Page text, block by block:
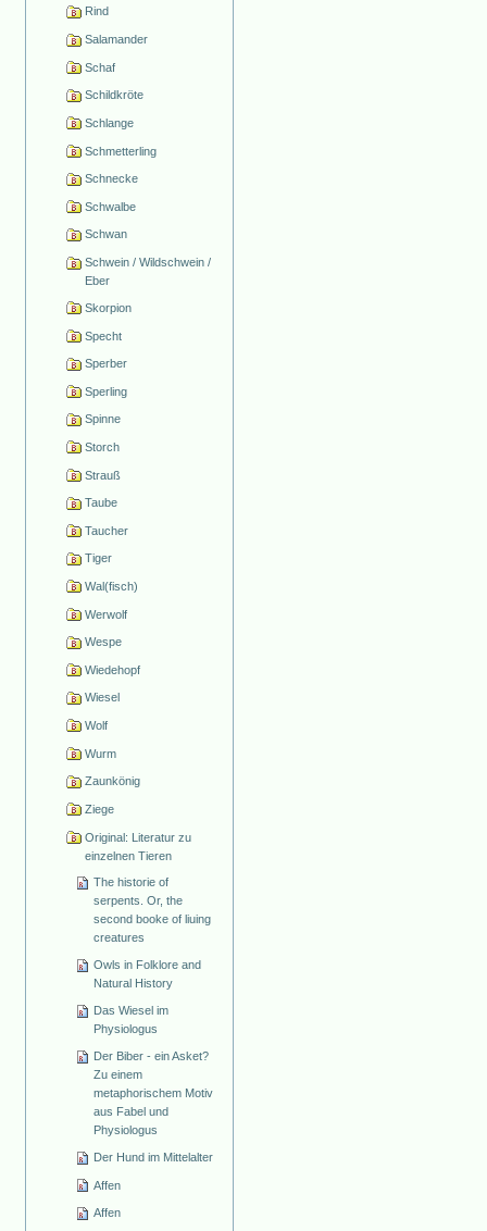
Rind
Salamander
Schaf
Schildkröte
Schlange
Schmetterling
Schnecke
Schwalbe
Schwan
Schwein / Wildschwein /
Eber
Skorpion
Specht
Sperber
Sperling
Spinne
Storch
Strauß
Taube
Taucher
Tiger
Wal(fisch)
Werwolf
Wespe
Wiedehopf
Wiesel
Wolf
Wurm
Zaunkönig
Ziege
Original: Literatur zu
einzelnen Tieren
The historie of
serpents. Or, the
second booke of liuing
creatures
Owls in Folklore and
Natural History
Das Wiesel im
Physiologus
Der Biber - ein Asket?
Zu einem
metaphorischem Motiv
aus Fabel und
Physiologus
Der Hund im Mittelalter
Affen
Affen